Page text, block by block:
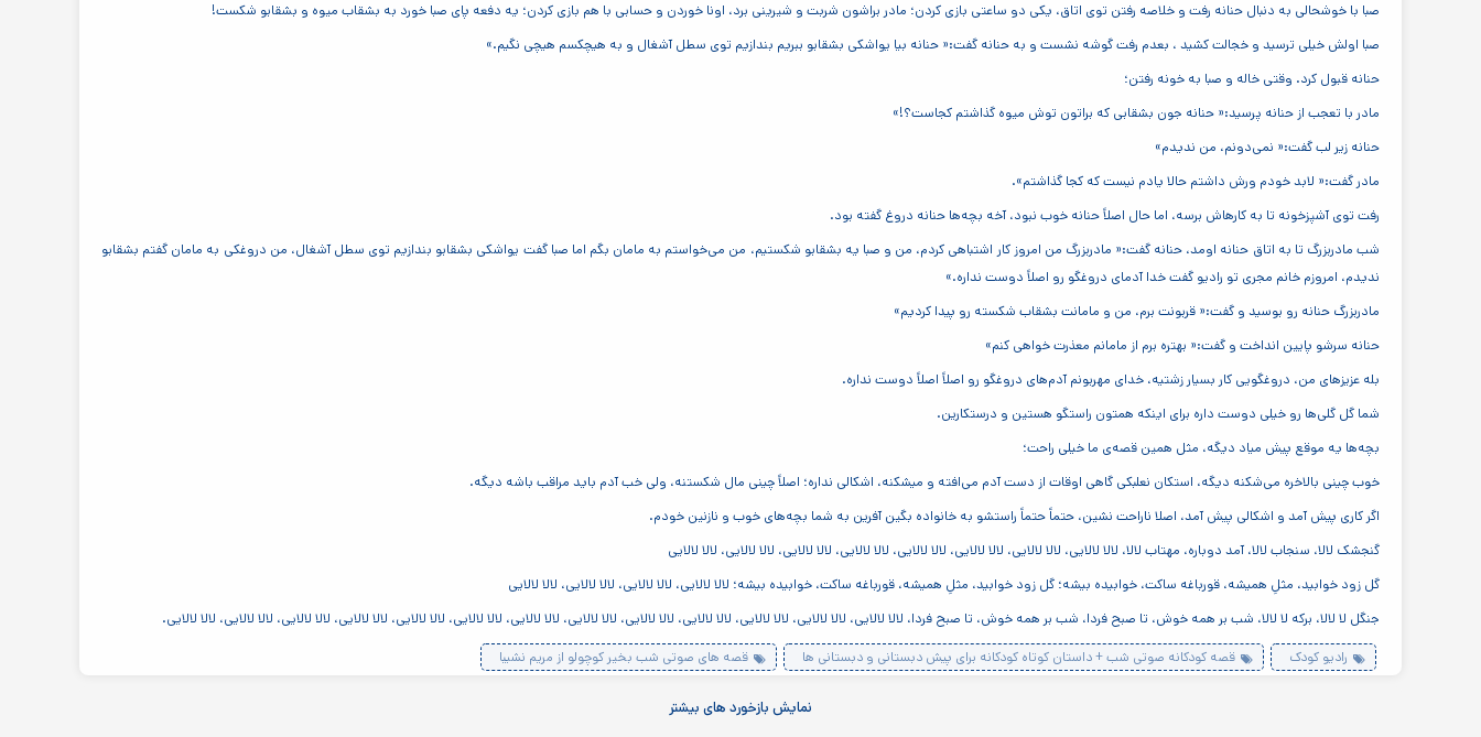
صبا با خوشحالی به دنبال حنانه رفت و خلاصه رفتن توی اتاق، یکی دو ساعتی بازی کردن؛ مادر براشون شربت و شیرینی برد، اونا خوردن و حسابی با هم بازی کردن؛ یه دفعه پای صبا خورد به بشقاب میوه و بشقابو شکست!
صبا اولش خیلی ترسید و خجالت کشید ، بعدم رفت گوشه نشست و به حنانه گفت:« حنانه بیا یواشکی بشقابو ببریم بندازیم توی سطل آشغال و به هیچکسم هیچی نگیم.»
حنانه قبول کرد. وقتی خاله و صبا به خونه رفتن؛
مادر با تعجب از حنانه پرسید:« حنانه جون بشقابی که براتون توش میوه گذاشتم کجاست؟!»
حنانه زیر لب گفت:« نمی‌دونم، من ندیدم»
مادر گفت:« لابد خودم ورش داشتم حالا یادم نیست که کجا گذاشتم».
رفت توی آشپزخونه تا به کارهاش برسه، اما حال اصلاً حنانه خوب نبود، آخه بچه‌ها حنانه دروغ گفته بود.
شب مادربزرگ تا به اتاق حنانه اومد، حنانه گفت:« مادربزرگ من امروز کار اشتباهی کردم، من و صبا یه بشقابو شکستیم، من می‌خواستم به مامان بگم اما صبا گفت یواشکی بشقابو بندازیم توی سطل آشغال، من دروغکی به مامان گفتم بشقابو
ندیدم، امروزم خانم مجری تو رادیو گفت خدا آدمای دروغگو رو اصلاً دوست نداره.»
مادربزرگ حنانه رو بوسید و گفت:« قربونت برم، من و مامانت بشقاب شکسته رو پیدا کردیم»
حنانه سرشو پایین انداخت و گفت:« بهتره برم از مامانم معذرت خواهی کنم»
بله عزیزهای من، دروغگویی کار بسیار زشتیه، خدای مهربونم آدم‌های دروغگو رو اصلاً اصلاً دوست نداره.
شما گل گلی‌ها رو خیلی دوست داره برای اینکه همتون راستگو هستین و درستکارین.
بچه‌ها یه موقع پیش میاد دیگه، مثل همین قصه‌ی ما خیلی راحت؛
خوب چینی بالاخره می‌شکنه دیگه، استکان نعلبکی گاهی اوقات از دست آدم می‌افته و میشکنه، اشکالی نداره؛ اصلاً چینی مال شکستنه، ولی خب آدم باید مراقب باشه دیگه.
اگر کاری پیش آمد و اشکالی پیش آمد، اصلا ناراحت نشین، حتماً حتماً راستشو به خانواده بگین آفرین به شما بچه‌های خوب و نازنین خودم.
گنجشک لالا، سنجاب لالا، آمد دوباره، مهتاب لالا، لالا لالایی، لالا لالایی، لالا لالایی، لالا لالایی، لالا لالایی، لالا لالایی، لالا لالایی، لالا لالایی
گل زود خوابید، مثلِ همیشه، قورباغه ساکت، خوابیده بیشه؛ گل زود خوابید، مثلِ همیشه، قورباغه ساکت، خوابیده بیشه؛ لالا لالایی، لالا لالایی، لالا لالایی، لالا لالایی
جنگل لا لالا، برکه لا لالا، شب بر همه خوش، تا صبح فردا، شب بر همه خوش، تا صبح فردا، لالا لالایی، لالا لالایی، لالا لالایی، لالا لالایی، لالا لالایی، لالا لالایی، لالا لالایی، لالا لالایی، لالا لالایی، لالا لالایی، لالا لالایی، لالا لالایی، لالا لالایی.
رادیو کودک قصه کودکانه صوتی شب + داستان کوتاه کودکانه برای پیش دبستانی و دبستانی ها قصه های صوتی شب بخیر کوچولو از مریم نشیبا
نمایش بازخورد های بیشتر